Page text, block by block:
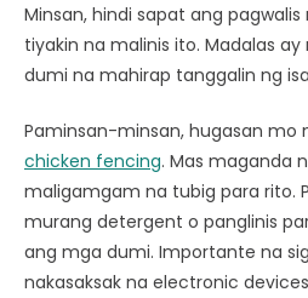
Minsan, hindi sapat ang
tiyakin na malinis ito. Madalas
dumi na mahirap tanggalin ng
Paminsan-minsan, hugasan mo
chicken fencing. Mas maganda
maligamgam na tubig para rito.
murang detergent o panglinis
ang mga dumi. Importante na
nakasaksak na electronic